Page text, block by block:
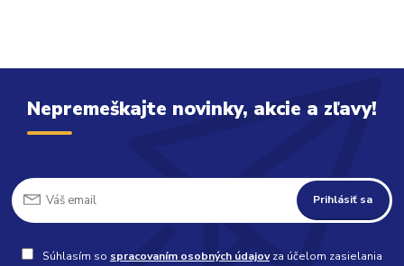
Nepremeškajte novinky, akcie a zľavy!
Prihlásiť sa
Súhlasím so spracovaním osobných údajovza účelom zasielania